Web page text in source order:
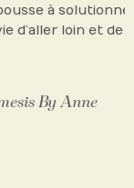
à solutionner
loin et de me
Anne